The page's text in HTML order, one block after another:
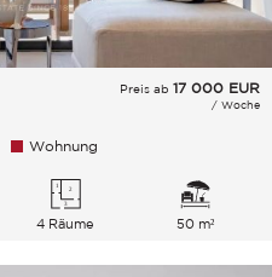
Preis ab 17 000 EUR
/ Woche
Wohnung
4 Räume 50 m²